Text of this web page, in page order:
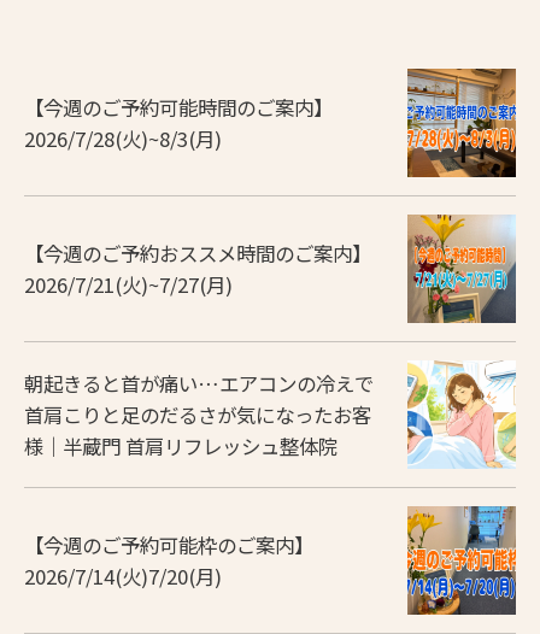
【今週のご予約可能時間のご案内】
2026/7/28(火)~8/3(月)
【今週のご予約おススメ時間のご案内】
2026/7/21(火)~7/27(月)
朝起きると首が痛い…エアコンの冷えで
首肩こりと足のだるさが気になったお客
様｜半蔵門 首肩リフレッシュ整体院
【今週のご予約可能枠のご案内】
2026/7/14(火)7/20(月)